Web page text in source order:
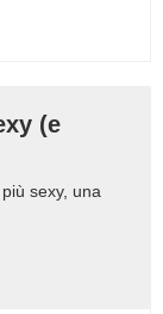
(e
sexy, una